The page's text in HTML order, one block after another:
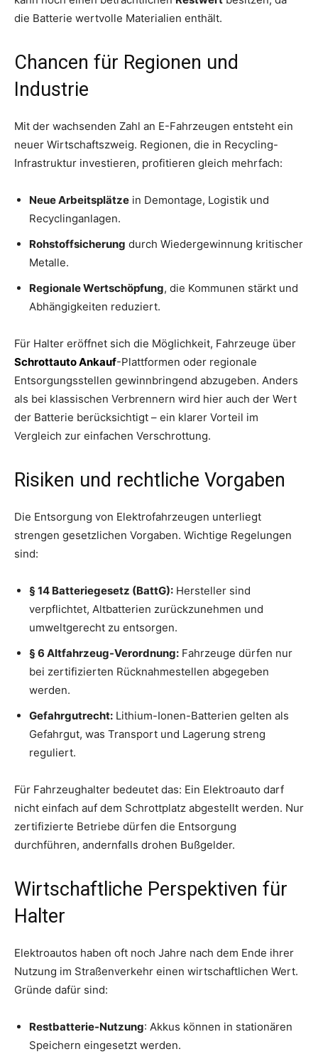
die Batterie wertvolle Materialien enthält.
Chancen für Regionen und
Industrie
Mit der wachsenden Zahl an E-Fahrzeugen entsteht ein
neuer Wirtschaftszweig. Regionen, die in Recycling-
Infrastruktur investieren, profitieren gleich mehrfach:
Neue Arbeitsplätze in Demontage, Logistik und
Recyclinganlagen.
Rohstoffsicherung durch Wiedergewinnung kritischer
Metalle.
Regionale Wertschöpfung, die Kommunen stärkt und
Abhängigkeiten reduziert.
Für Halter eröffnet sich die Möglichkeit, Fahrzeuge über
Schrottauto Ankauf-Plattformen oder regionale
Entsorgungsstellen gewinnbringend abzugeben. Anders
als bei klassischen Verbrennern wird hier auch der Wert
der Batterie berücksichtigt – ein klarer Vorteil im
Vergleich zur einfachen Verschrottung.
Risiken und rechtliche Vorgaben
Die Entsorgung von Elektrofahrzeugen unterliegt
strengen gesetzlichen Vorgaben. Wichtige Regelungen
sind:
§ 14 Batteriegesetz (BattG): Hersteller sind
verpflichtet, Altbatterien zurückzunehmen und
umweltgerecht zu entsorgen.
§ 6 Altfahrzeug-Verordnung: Fahrzeuge dürfen nur
bei zertifizierten Rücknahmestellen abgegeben
werden.
Gefahrgutrecht: Lithium-Ionen-Batterien gelten als
Gefahrgut, was Transport und Lagerung streng
reguliert.
Für Fahrzeughalter bedeutet das: Ein Elektroauto darf
nicht einfach auf dem Schrottplatz abgestellt werden. Nur
zertifizierte Betriebe dürfen die Entsorgung
durchführen, andernfalls drohen Bußgelder.
Wirtschaftliche Perspektiven für
Halter
Elektroautos haben oft noch Jahre nach dem Ende ihrer
Nutzung im Straßenverkehr einen wirtschaftlichen Wert.
Gründe dafür sind:
Restbatterie-Nutzung: Akkus können in stationären
Speichern eingesetzt werden.